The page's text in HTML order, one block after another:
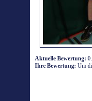
Aktuelle Bewertung:
Ihre Bewertung: Um